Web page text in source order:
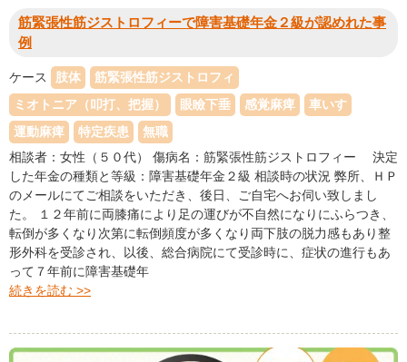
筋緊張性筋ジストロフィーで障害基礎年金２級が認めれた事
例
ケース 肢体
筋緊張性筋ジストロフィ
ミオトニア（叩打、把握）
眼瞼下垂 感覚麻痺
車いす
運動麻痺
特定疾患
無職
相談者：女性（５０代） 傷病名：筋緊張性筋ジストロフィー 決定
した年金の種類と等級：障害基礎年金２級 相談時の状況 弊所、ＨＰ
のメールにてご相談をいただき、後日、ご自宅へお伺い致しまし
た。 １２年前に両膝痛により足の運びが不自然になりにふらつき、
転倒が多くなり次第に転倒頻度が多くなり両下肢の脱力感もあり整
形外科を受診され、以後、総合病院にて受診時に、症状の進行もあ
って７年前に障害基礎年
続きを読む >>